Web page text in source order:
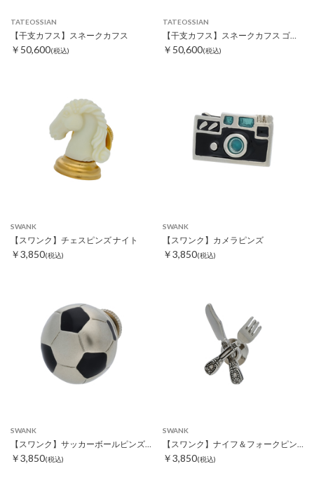
TATEOSSIAN
【干支カフス】スネークカフス
￥50,600(税込)
TATEOSSIAN
【干支カフス】スネークカフス ゴールド
￥50,600(税込)
SWANK
【スワンク】チェスピンズ ナイト
￥3,850(税込)
SWANK
【スワンク】カメラピンズ
￥3,850(税込)
SWANK
【スワンク】サッカーボールピンズ ブラック
￥3,850(税込)
SWANK
【スワンク】ナイフ＆フォークピンズ
￥3,850(税込)